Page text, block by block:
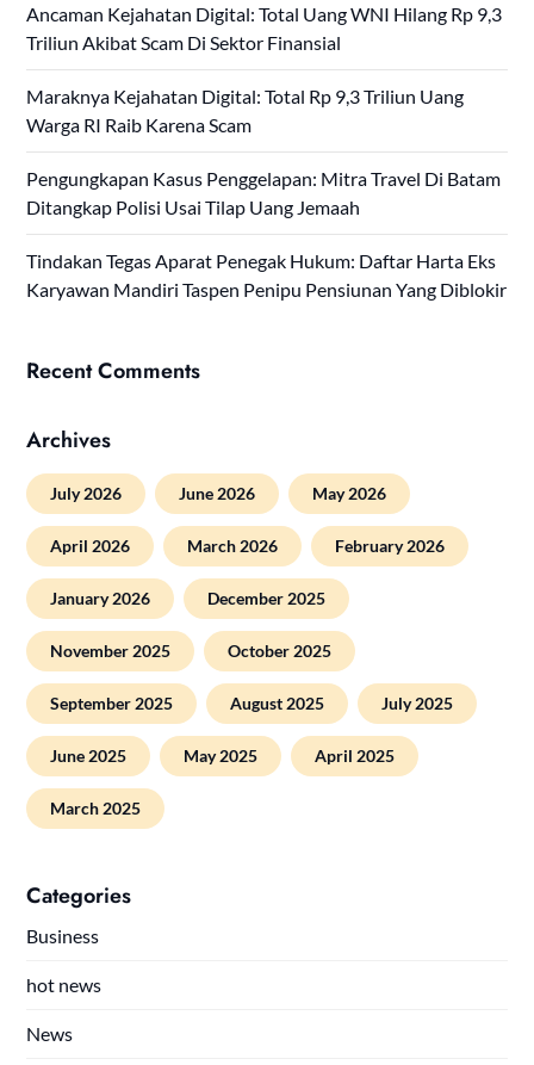
Ancaman Kejahatan Digital: Total Uang WNI Hilang Rp 9,3
Triliun Akibat Scam Di Sektor Finansial
Maraknya Kejahatan Digital: Total Rp 9,3 Triliun Uang
Warga RI Raib Karena Scam
Pengungkapan Kasus Penggelapan: Mitra Travel Di Batam
Ditangkap Polisi Usai Tilap Uang Jemaah
Tindakan Tegas Aparat Penegak Hukum: Daftar Harta Eks
Karyawan Mandiri Taspen Penipu Pensiunan Yang Diblokir
Recent Comments
Archives
July 2026 June 2026 May 2026
April 2026 March 2026 February 2026
January 2026 December 2025
November 2025 October 2025
September 2025 August 2025 July 2025
June 2025 May 2025 April 2025
March 2025
Categories
Business
hot news
News